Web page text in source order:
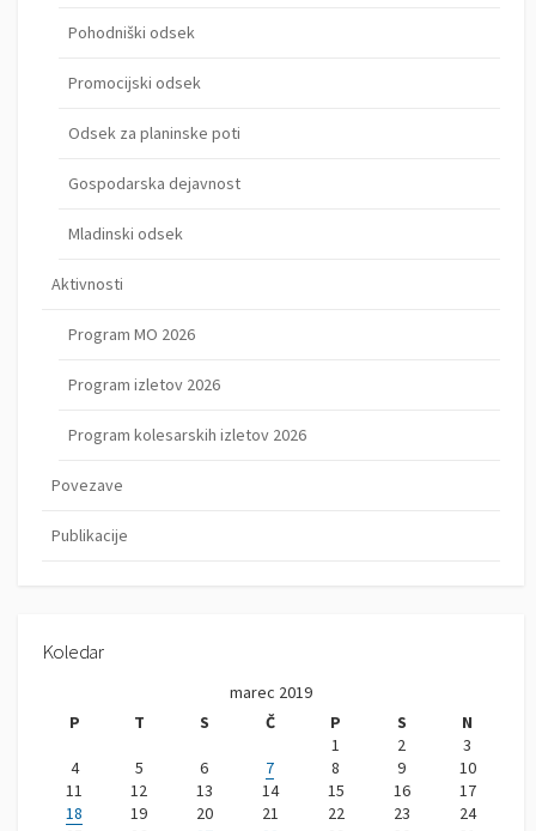
Pohodniški odsek
Promocijski odsek
Odsek za planinske poti
Gospodarska dejavnost
Mladinski odsek
Aktivnosti
Program MO 2026
Program izletov 2026
Program kolesarskih izletov 2026
Povezave
Publikacije
Koledar
marec 2019
P
T S Č P S
N
1
2
3
4
5 6 7 8 9
10
11
12 13 14 15 16
17
18
19 20 21 22 23
24